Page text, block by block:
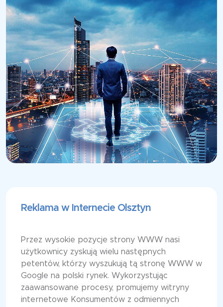
Reklama w Internecie Olsztyn
Przez wysokie pozycje strony WWW nasi
użytkownicy zyskują wielu następnych
petentów, którzy wyszukują tą stronę WWW w
Google na polski rynek. Wykorzystując
zaawansowane procesy, promujemy witryny
internetowe Konsumentów z odmiennych